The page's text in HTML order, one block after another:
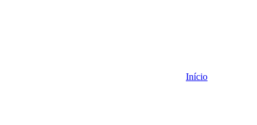
Início